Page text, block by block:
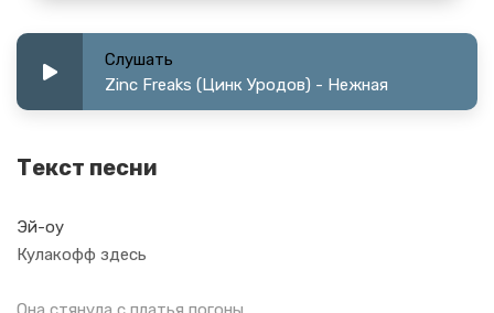
Слушать
Zinc Freaks (Цинк Уродов) - Нежная
Текст песни
Эй-оу
Кулакофф здесь